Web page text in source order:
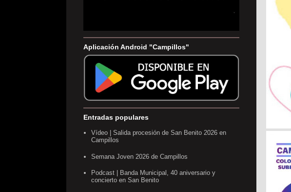
Aplicación Android "Campillos"
Entradas populares
Vídeo | Salida procesión de San Benito 2026 en
Campillos
Semana Joven 2026 de Campillos
Podcast | Banda Municipal, 40 aniversario y
concierto en San Benito